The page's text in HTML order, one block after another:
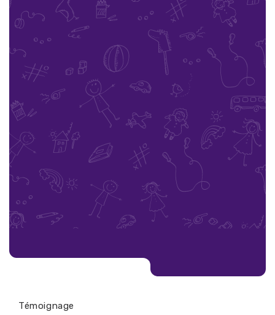
Témoignage